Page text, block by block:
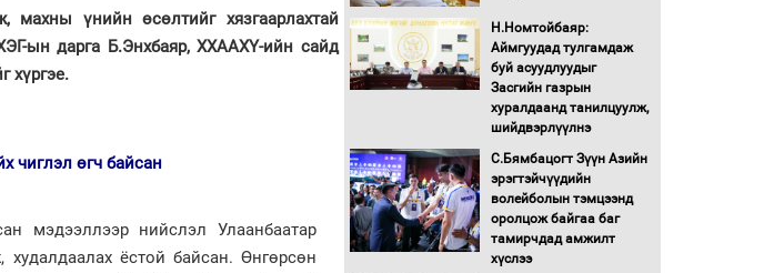
махны үнийн өсөлтийг хязгаарлахтай
ын дарга Б.Энхбаяр, ХХААХҮ-ийн сайд
хүргэе.
чиглэл өгч байсан
мэдээллээр нийслэл Улаанбаатар
ёстой байсан. Өнгөрсөн
Н.Номтойбаяр:
Аймгуудад тулгамдаж
буй асуудлуудыг
Засгийн газрын
хуралдаанд танилцуулж,
шийдвэрлүүлнэ
С.Бямбацогт Зүүн Азийн
эрэгтэйчүүдийн
волейболын тэмцээнд
оролцож байгаа баг
тамирчдад амжилт
хүслээ